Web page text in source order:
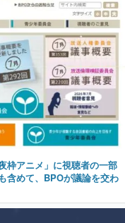
枠アニメ」に視聴者の一部
含めて、BPOが議論を交わ